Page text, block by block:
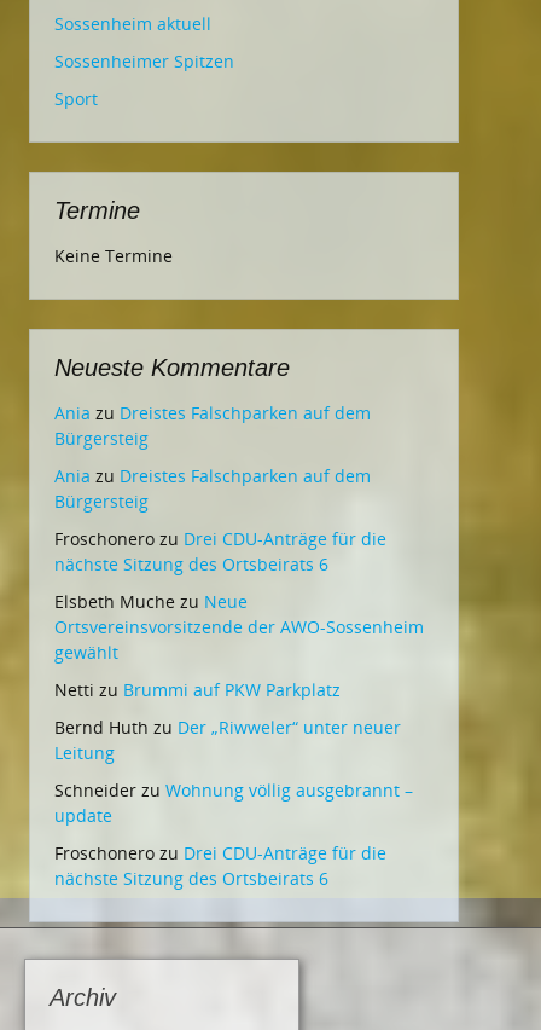
Sossenheim aktuell
Sossenheimer Spitzen
Sport
Termine
Keine Termine
Neueste Kommentare
Ania zu Dreistes Falschparken auf dem
Bürgersteig
Ania zu Dreistes Falschparken auf dem
Bürgersteig
Froschonero zu Drei CDU-Anträge für die
nächste Sitzung des Ortsbeirats 6
Elsbeth Muche zu Neue
Ortsvereinsvorsitzende der AWO-Sossenheim
gewählt
Netti zu Brummi auf PKW Parkplatz
Bernd Huth zu Der „Riwweler“ unter neuer
Leitung
Schneider zu Wohnung völlig ausgebrannt –
update
Froschonero zu Drei CDU-Anträge für die
nächste Sitzung des Ortsbeirats 6
Archiv